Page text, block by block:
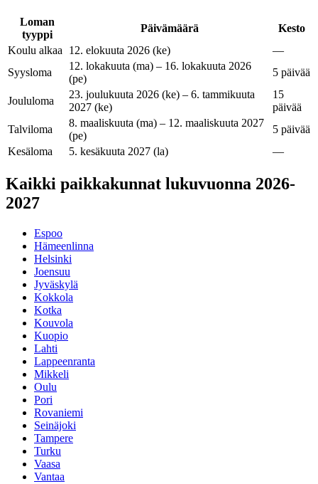
Loman
tyyppi
Päivämäärä
Kesto
Koulu alkaa 12. elokuuta 2026 (ke)
—
Syysloma
12. lokakuuta (ma) – 16. lokakuuta 2026
(pe)
5 päivää
Joululoma
23. joulukuuta 2026 (ke) – 6. tammikuuta
2027 (ke)
15
päivää
Talviloma
8. maaliskuuta (ma) – 12. maaliskuuta 2027
(pe)
5 päivää
Kesäloma
5. kesäkuuta 2027 (la) —
Kaikki paikkakunnat lukuvuonna 2026-
2027
Espoo
Hämeenlinna
Helsinki
Joensuu
Jyväskylä
Kokkola
Kotka
Kouvola
Kuopio
Lahti
Lappeenranta
Mikkeli
Oulu
Pori
Rovaniemi
Seinäjoki
Tampere
Turku
Vaasa
Vantaa